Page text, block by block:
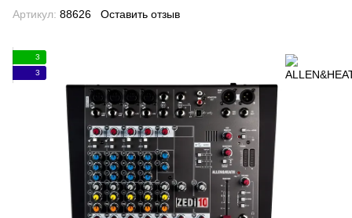
Артикул: 88626 Оставить отзыв
3
3